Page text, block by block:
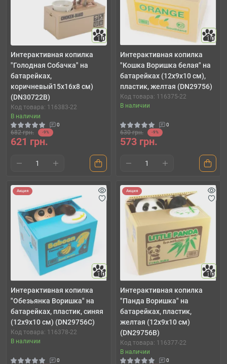
10
Интерактивная копилка
"Голодная Собачка" на
батарейках,
коричневый15х16х8 см)
(DN30722B)
Код товара: 116383-22
В наличии
0
682 грн. -9%
621 грн.
10
Интерактивная копилка
"Кошка Воришка белая" на
батарейках (12х9х10 см),
пластик, желтая (DN29756)
Код товара: 116375-22
В наличии
0
630 грн. -9%
573 грн.
Акция
10
Интерактивная копилка
"Обезьянка Воришка" на
батарейках, пластик, синяя
(12х9х10 см) (DN29756C)
Код товара: 116378-22
В наличии
0
Акция
10
Интерактивная копилка
"Панда Воришка" на
батарейках, пластик,
желтая (12х9х10 см)
(DN29756B)
Код товара: 116377-22
В наличии
0